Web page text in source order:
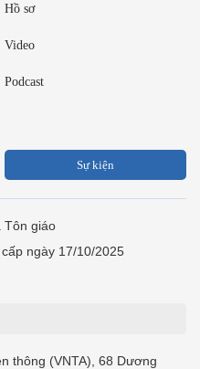
Hồ sơ
Video
Podcast
Sự kiện
Tôn giáo
ngày 17/10/2025
thông (VNTA), 68 Dương